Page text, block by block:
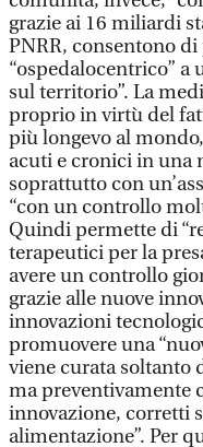
grazie ai 16 miliardi
PNRR, consentono
“ospedalocentrico” a
sul territorio”. La
proprio in virtù del
più longevo al
acuti e cronici in una
soprattutto con
“con un controllo
Quindi permette di
terapeutici per la
avere un controllo
grazie alle nuove
innovazioni
promuovere una
viene curata soltanto
ma preventivamente
innovazione, corretti
alimentazione”. Per